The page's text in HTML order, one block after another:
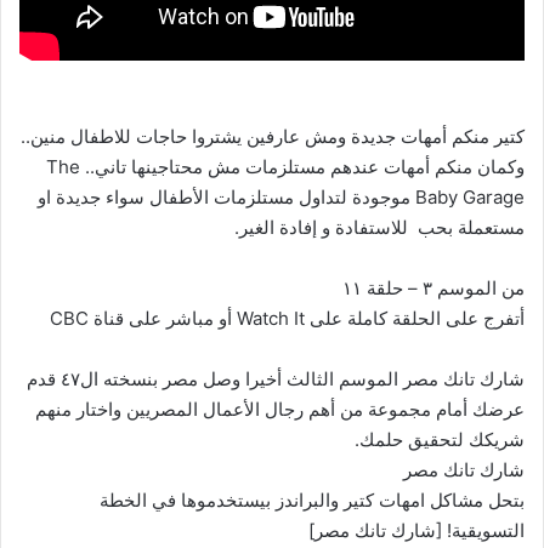
كتير منكم أمهات جديدة ومش عارفين يشتروا حاجات للاطفال منين..
وكمان منكم أمهات عندهم مستلزمات مش محتاجينها تاني.. The
Baby Garage موجودة لتداول مستلزمات الأطفال سواء جدیدة او
مستعملة بحب للاستفادة و إفادة الغیر.
من الموسم ٣ – حلقة ١١
أتفرج على الحلقة كاملة على Watch It أو مباشر على قناة CBC
شارك تانك مصر الموسم الثالث أخيرا وصل مصر بنسخته ال٤٧ قدم
عرضك أمام مجموعة من أهم رجال الأعمال المصريين واختار منهم
شريكك لتحقيق حلمك.
شارك تانك مصر
بتحل مشاكل امهات كتير والبراندز بيستخدموها في الخطة
التسويقية! [شارك تانك مصر]